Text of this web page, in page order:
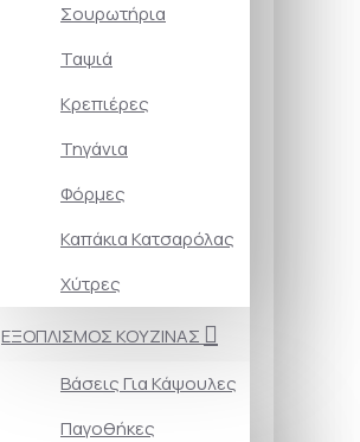
Σουρωτήρια
Ταψιά
Κρεπιέρες
Τηγάνια
Φόρμες
Καπάκια Κατσαρόλας
Χύτρες
ΕΞΟΠΛΙΣΜΟΣ ΚΟΥΖΙΝΑΣ
Βάσεις Για Κάψουλες
Παγοθήκες